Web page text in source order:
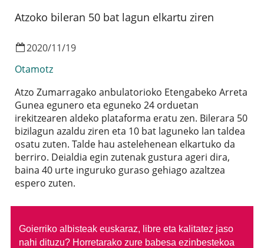
Atzoko bileran 50 bat lagun elkartu ziren
2020/11/19
Otamotz
Atzo Zumarragako anbulatorioko Etengabeko Arreta
Gunea egunero eta eguneko 24 orduetan
irekitzearen aldeko plataforma eratu zen. Bilerara 50
bizilagun azaldu ziren eta 10 bat laguneko lan taldea
osatu zuten. Talde hau astelehenean elkartuko da
berriro. Deialdia egin zutenak gustura ageri dira,
baina 40 urte inguruko guraso gehiago azaltzea
espero zuten.
Goierriko albisteak euskaraz, libre eta kalitatez jaso
nahi dituzu? Horretarako zure babesa ezinbestekoa